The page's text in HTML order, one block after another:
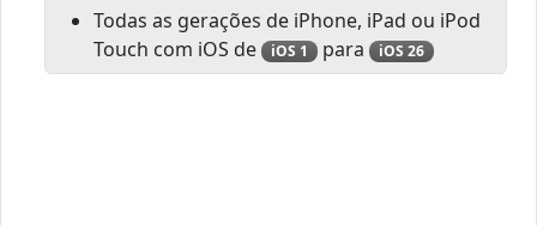
Todas as gerações de iPhone, iPad ou iPod
Touch com iOS de
iOS 1 para iOS 26